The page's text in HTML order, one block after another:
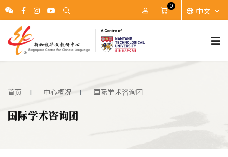
账户 Cart
0
中文
首页 中心概况 国际学术咨询团
国际学术咨询团